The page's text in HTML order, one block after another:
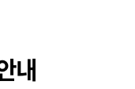
내